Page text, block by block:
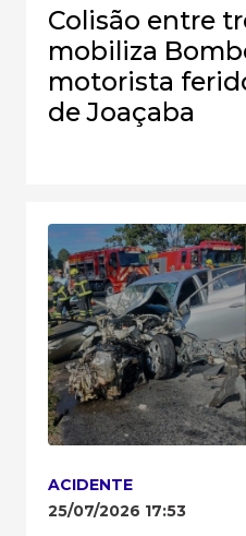
Colisão entre
mobiliza
motorista
de Joaçaba
ACIDENTE
25/07/2026 17:53